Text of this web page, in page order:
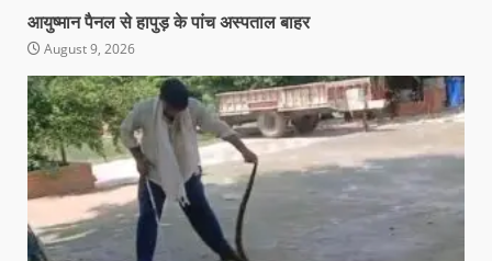
आयुष्मान पैनल से हापुड़ के पांच अस्पताल बाहर
August 9, 2026